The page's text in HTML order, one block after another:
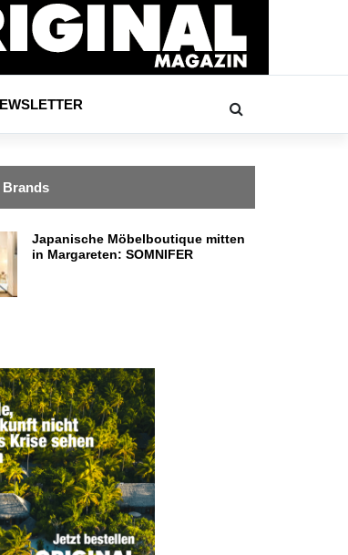
Brands
Japanische Möbelboutique mitten
in Margareten: SOMNIFER